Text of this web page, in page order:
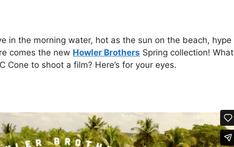
in the morning water, hot as the sun on the beach, hype
comes the new Howler Brothers Spring collection! What
Cone to shoot a film? Here’s for your eyes.